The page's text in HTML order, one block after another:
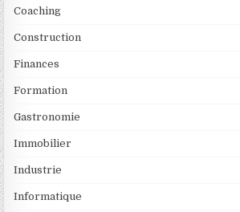
Coaching
Construction
Finances
Formation
Gastronomie
Immobilier
Industrie
Informatique